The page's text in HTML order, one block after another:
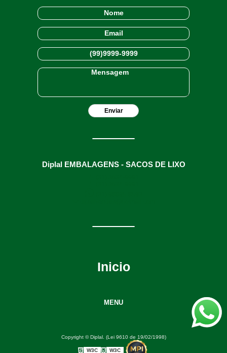
Diplal EMBALAGENS - SACOS DE LIXO
Inicio
MENU
Copyright © Diplal. (Lei 9610 de 19/02/1998)
W3C W3C